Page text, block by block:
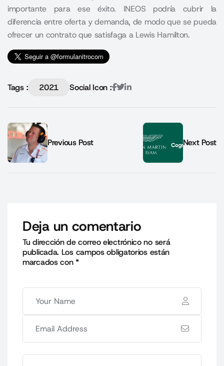
importante para ese éxito. INEOS podría cubrir la
diferencia entre oferta y demanda, de modo que se pueda
ofrecer un contrato que satisfaga a Lewis Hamilton.
Tags : 2021 Social Icon :
Previous Post Next Post
Deja un comentario
Tu dirección de correo electrónico no será
publicada. Los campos obligatorios están
marcados con*